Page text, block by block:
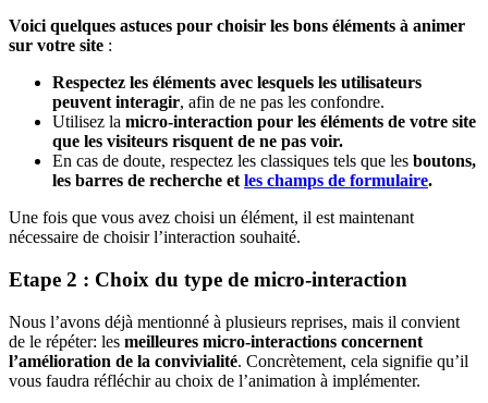
Voici quelques astuces pour choisir les bons éléments à animer
sur votre site :
Respectez les éléments avec lesquels les utilisateurs
peuvent interagir, afin de ne pas les confondre.
Utilisez la micro-interaction pour les éléments de votre site
que les visiteurs risquent de ne pas voir.
En cas de doute, respectez les classiques tels que les boutons,
les barres de recherche et les champs de formulaire.
Une fois que vous avez choisi un élément, il est maintenant
nécessaire de choisir l’interaction souhaité.
Etape 2 : Choix du type de micro-interaction
Nous l’avons déjà mentionné à plusieurs reprises, mais il convient
de le répéter: les meilleures micro-interactions concernent
l’amélioration de la convivialité. Concrètement, cela signifie qu’il
vous faudra réfléchir au choix de l’animation à implémenter.